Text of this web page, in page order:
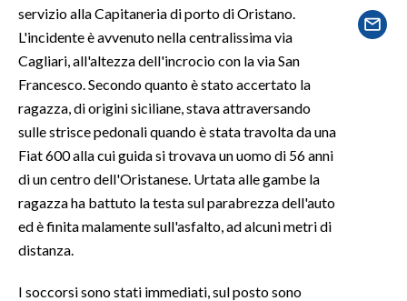
SARDEGNA TURISMO
SARDI NEL MONDO
NOTIZIE
EVENTI
#CARAUNIONE
3 MINUTI CON
servizio alla Capitaneria di porto di Oristano.
L'incidente è avvenuto nella centralissima via
Cagliari, all'altezza dell'incrocio con la via San
Francesco. Secondo quanto è stato accertato la
ragazza, di origini siciliane, stava attraversando
sulle strisce pedonali quando è stata travolta da una
Fiat 600 alla cui guida si trovava un uomo di 56 anni
di un centro dell'Oristanese. Urtata alle gambe la
ragazza ha battuto la testa sul parabrezza dell'auto
ed è finita malamente sull'asfalto, ad alcuni metri di
distanza.
I soccorsi sono stati immediati, sul posto sono